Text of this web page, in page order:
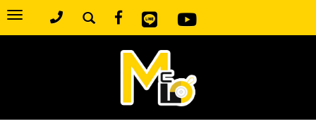
Toggle
navigation